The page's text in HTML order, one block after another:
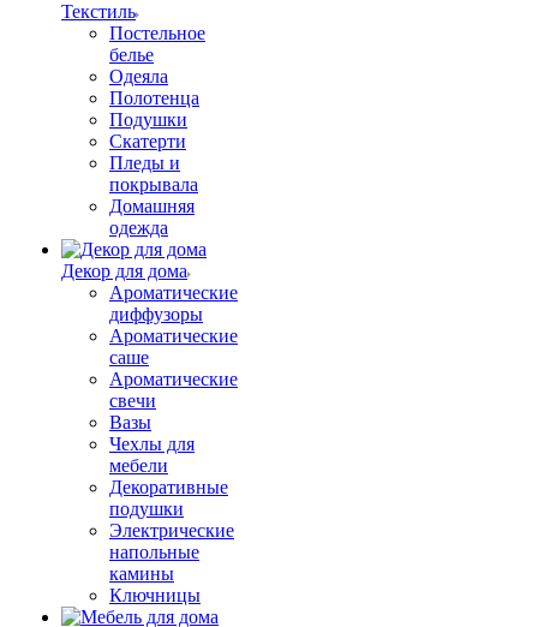
Текстиль
Постельное
белье
Одеяла
Полотенца
Подушки
Скатерти
Пледы и
покрывала
Домашняя
одежда
Декор для дома
Ароматические
диффузоры
Ароматические
саше
Ароматические
свечи
Вазы
Чехлы для
мебели
Декоративные
подушки
Электрические
напольные
камины
Ключницы